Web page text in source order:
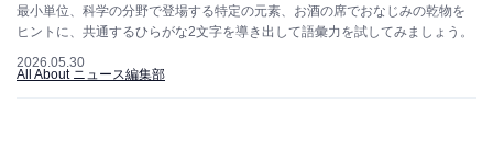
最小単位、科学の分野で登場する特定の元素、お酒の席でおなじみの乾物を
ヒントに、共通するひらがな2文字を導き出して語彙力を試してみましょう。
2026.05.30
All About ニュース編集部